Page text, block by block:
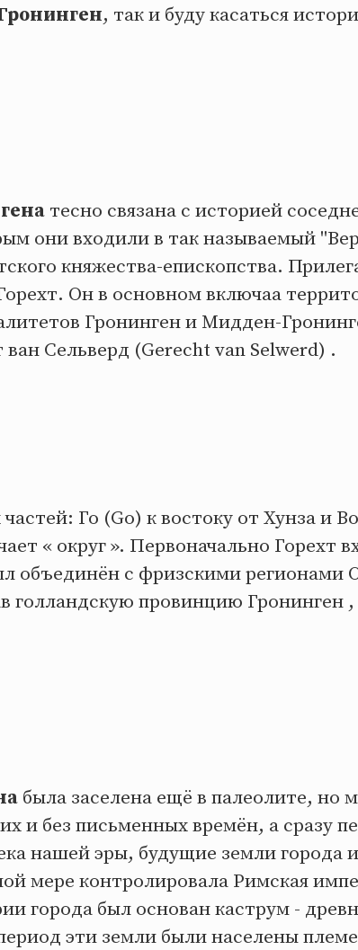
, так и буду касаться
тесно связана с историей
они входили в так называемый
княжества-епископства.
Он в основном включаа
Гронинген и Мидден-
Сельверд (Gerecht van Selwerd) .
Го (Go) к востоку от Хунза и
« округ ». Первоначально Горехт
объединён с фризскими регионами
голландскую провинцию Гронинген
была заселена ещё в палеолите, но
и без письменных времён, а сразу
нашей эры, будущие земли города
мере контролировала Римская
города был основан каструм -
эти земли были населены